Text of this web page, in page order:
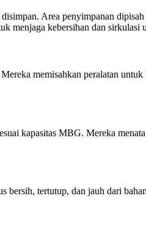
Area penyimpanan
menjaga kebersihan dan sirkulasi
memisahkan peralatan
kapasitas MBG. Mereka
tertutup, dan jauh dari